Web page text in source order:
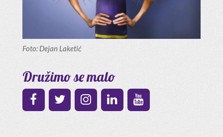
Foto: Dejan Laketić
Družimo se malo